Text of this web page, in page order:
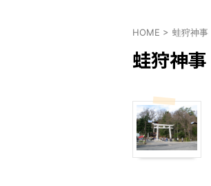
HOME > 蛙狩神事
蛙狩神事